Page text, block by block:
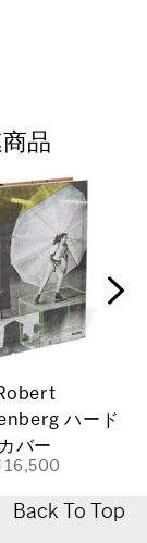
品
ハード
カバー
16,500
Back To Top